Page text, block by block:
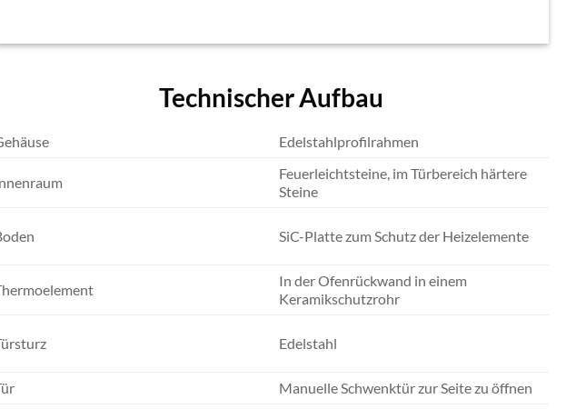
Technischer Aufbau
Edelstahlprofilrahmen
Feuerleichtsteine, im Türbereich härtere
Steine
SiC-Platte zum Schutz der Heizelemente
In der Ofenrückwand in einem
Keramikschutzrohr
Edelstahl
Manuelle Schwenktür zur Seite zu öffnen